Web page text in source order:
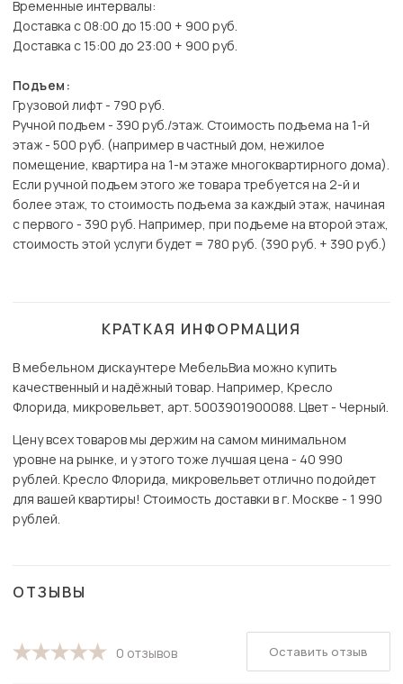
Временные интервалы:
Доставка с 08:00 до 15:00 + 900 руб.
Доставка с 15:00 до 23:00 + 900 руб.
Подъем:
Грузовой лифт - 790 руб.
Ручной подъем - 390 руб./этаж. Стоимость подъема на 1-й
этаж - 500 руб. (например в частный дом, нежилое
помещение, квартира на 1-м этаже многоквартирного дома).
Если ручной подъем этого же товара требуется на 2-й и
более этаж, то стоимость подъема за каждый этаж, начиная
с первого - 390 руб. Например, при подъеме на второй этаж,
стоимость этой услуги будет = 780 руб. (390 руб. + 390 руб.)
КРАТКАЯ ИНФОРМАЦИЯ
В мебельном дискаунтере МебельВиа можно купить
качественный и надёжный товар. Например, Кресло
Флорида, микровельвет, арт. 5003901900088. Цвет - Черный.
Цену всех товаров мы держим на самом минимальном
уровне на рынке, и у этого тоже лучшая цена - 40 990
рублей. Кресло Флорида, микровельвет отлично подойдет
для вашей квартиры! Стоимость доставки в г. Москве - 1 990
рублей.
ОТЗЫВЫ
0 отзывов Оставить отзыв